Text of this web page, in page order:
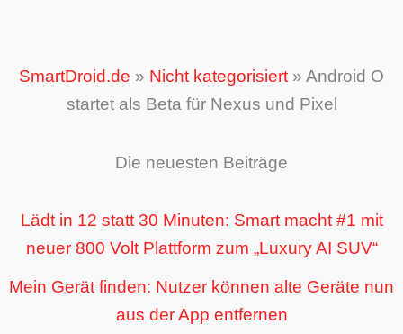
SmartDroid.de » Nicht kategorisiert» Android O
startet als Beta für Nexus und Pixel
Die neuesten Beiträge
Lädt in 12 statt 30 Minuten: Smart macht #1 mit
neuer 800 Volt Plattform zum „Luxury AI SUV“
Mein Gerät finden: Nutzer können alte Geräte nun
aus der App entfernen